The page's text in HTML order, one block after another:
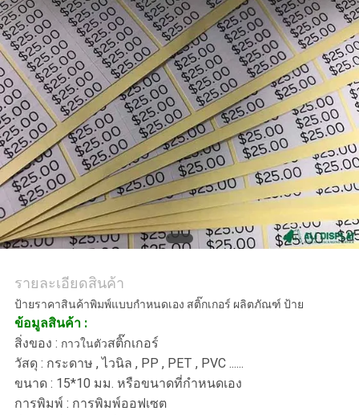
เสนอ
ราคา
แผนผัง
เว็บไซต์
PRIVACY
POLICY
รายละเอียดสินค้า
ป้ายราคาสินค้าพิมพ์แบบกำหนดเอง สติ๊กเกอร์ ผลิตภัณฑ์ ป้าย
ข้อมูลสินค้า :
สิ่งของ : กาวในตัวสติ๊กเกอร์
วัสดุ : กระดาษ , ไวนิล , PP , PET , PVC ......
ขนาด : 15*10 มม. หรือขนาดที่กำหนดเอง
การพิมพ์ : การพิมพ์ออฟเซต